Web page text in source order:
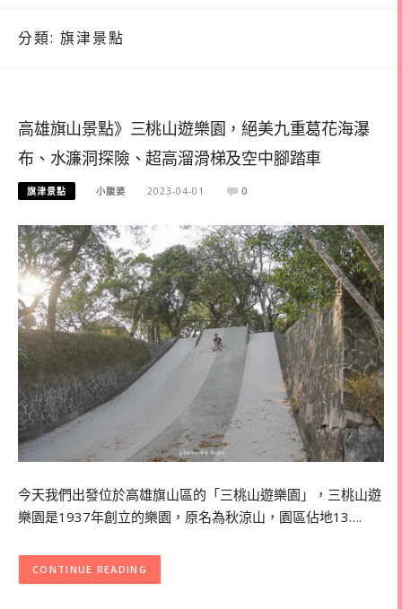
分類: 旗津景點
高雄旗山景點》三桃山遊樂園，絕美九重葛花海瀑
布、水濂洞探險、超高溜滑梯及空中腳踏車
旗津景點 小腹婆 2023-04-01 0
今天我們出發位於高雄旗山區的「三桃山遊樂園」，三桃山遊
樂園是1937年創立的樂園，原名為秋涼山，園區佔地13….
CONTINUE READING